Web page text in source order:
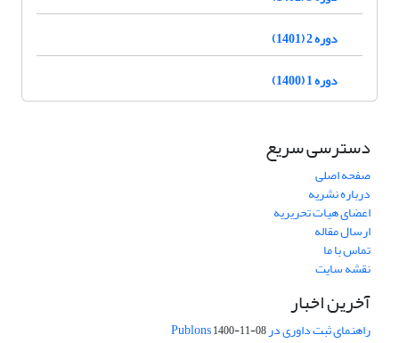
دوره 2 (1401)
دوره 1 (1400)
دسترسی سریع
صفحه اصلی
درباره نشریه
اعضای هیات تحریریه
ارسال مقاله
تماس با ما
نقشه سایت
آخرین اخبار
راهنمای ثبت داوری در Publons1400-11-08